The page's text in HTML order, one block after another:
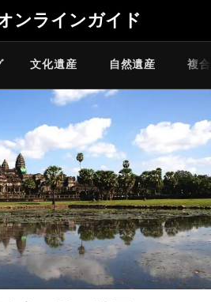
ンラインガイド
文化遺産 自然遺産 複